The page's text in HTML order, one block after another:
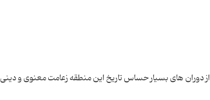
دوران های بسیار حساس تاریخ این منطقه زعامت معنوی و دینی